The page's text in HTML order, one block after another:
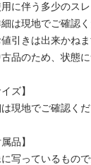
用に伴う多少のス
細は現地でご確認
値引きは出来かね
品のため、状態に
イズ】
現地でご確認く
属品】
写っているもの